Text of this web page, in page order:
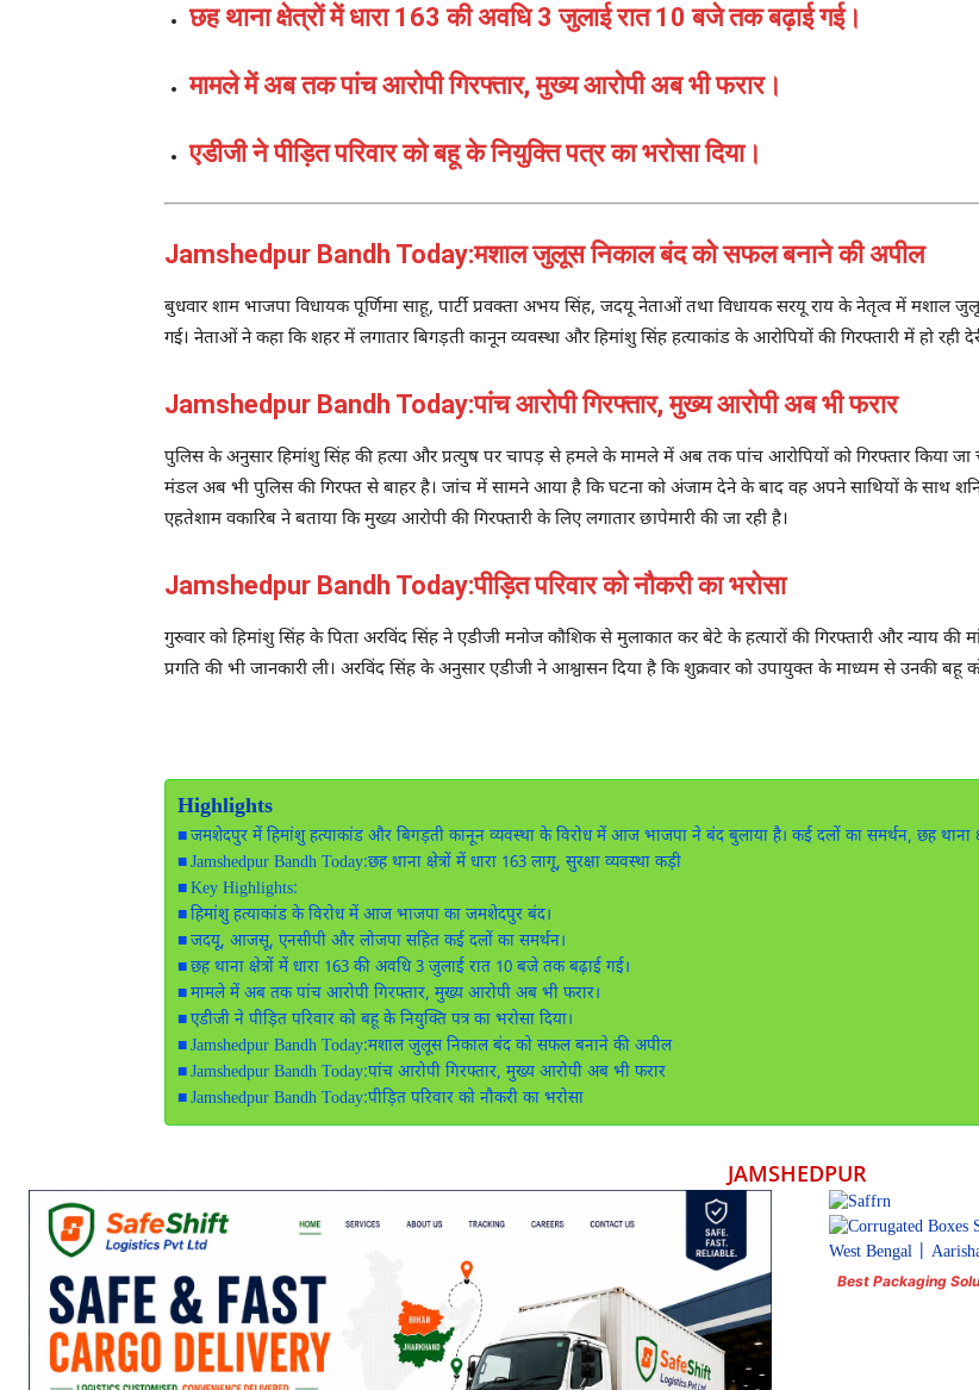
छह थाना क्षेत्रों में धारा 163 की अवधि 3 जुलाई रात 10 बजे तक बढ़ाई गई।
मामले में अब तक पांच आरोपी गिरफ्तार, मुख्य आरोपी अब भी फरार।
एडीजी ने पीड़ित परिवार को बहू के नियुक्ति पत्र का भरोसा दिया।
Jamshedpur Bandh Today:मशाल जुलूस निकाल बंद को सफल बनाने की अपील
बुधवार शाम भाजपा विधायक पूर्णिमा साहू, पार्टी प्रवक्ता अभय सिंह, जदयू नेताओं तथा विधायक सरयू राय के नेतृत्व में मशाल
गई। नेताओं ने कहा कि शहर में लगातार बिगड़ती कानून व्यवस्था और हिमांशु सिंह हत्याकांड के आरोपियों की गिरफ्तारी में हो
Jamshedpur Bandh Today:पांच आरोपी गिरफ्तार, मुख्य आरोपी अब भी फरार
पुलिस के अनुसार हिमांशु सिंह की हत्या और प्रत्युष पर चापड़ से हमले के मामले में अब तक पांच आरोपियों को गिरफ्तार किया जा
मंडल अब भी पुलिस की गिरफ्त से बाहर है। जांच में सामने आया है कि घटना को अंजाम देने के बाद वह अपने साथियों के साथ
एहतेशाम वकारिब ने बताया कि मुख्य आरोपी की गिरफ्तारी के लिए लगातार छापेमारी की जा रही है।
Jamshedpur Bandh Today:पीड़ित परिवार को नौकरी का भरोसा
गुरुवार को हिमांशु सिंह के पिता अरविंद सिंह ने एडीजी मनोज कौशिक से मुलाकात कर बेटे के हत्यारों की गिरफ्तारी और न्याय की
प्रगति की भी जानकारी ली। अरविंद सिंह के अनुसार एडीजी ने आश्वासन दिया है कि शुक्रवार को उपायुक्त के माध्यम से उनकी बहू
Highlights
जमशेदपुर में हिमांशु हत्याकांड और बिगड़ती कानून व्यवस्था के विरोध में आज भाजपा ने बंद बुलाया है। कई दलों का समर्थन, छह थाना
Jamshedpur Bandh Today:छह थाना क्षेत्रों में धारा 163 लागू, सुरक्षा व्यवस्था कड़ी
Key Highlights:
हिमांशु हत्याकांड के विरोध में आज भाजपा का जमशेदपुर बंद।
जदयू, आजसू, एनसीपी और लोजपा सहित कई दलों का समर्थन।
छह थाना क्षेत्रों में धारा 163 की अवधि 3 जुलाई रात 10 बजे तक बढ़ाई गई।
मामले में अब तक पांच आरोपी गिरफ्तार, मुख्य आरोपी अब भी फरार।
एडीजी ने पीड़ित परिवार को बहू के नियुक्ति पत्र का भरोसा दिया।
Jamshedpur Bandh Today:मशाल जुलूस निकाल बंद को सफल बनाने की अपील
Jamshedpur Bandh Today:पांच आरोपी गिरफ्तार, मुख्य आरोपी अब भी फरार
Jamshedpur Bandh Today:पीड़ित परिवार को नौकरी का भरोसा
JAMSHEDPUR
Best Packaging